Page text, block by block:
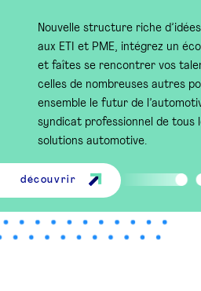
Nouvelle structure riche
aux ETI et PME, intégrez un
et faîtes se rencontrer vos
celles de nombreuses autres
ensemble le futur de
syndicat professionnel de tous
solutions automotive.
découvrir